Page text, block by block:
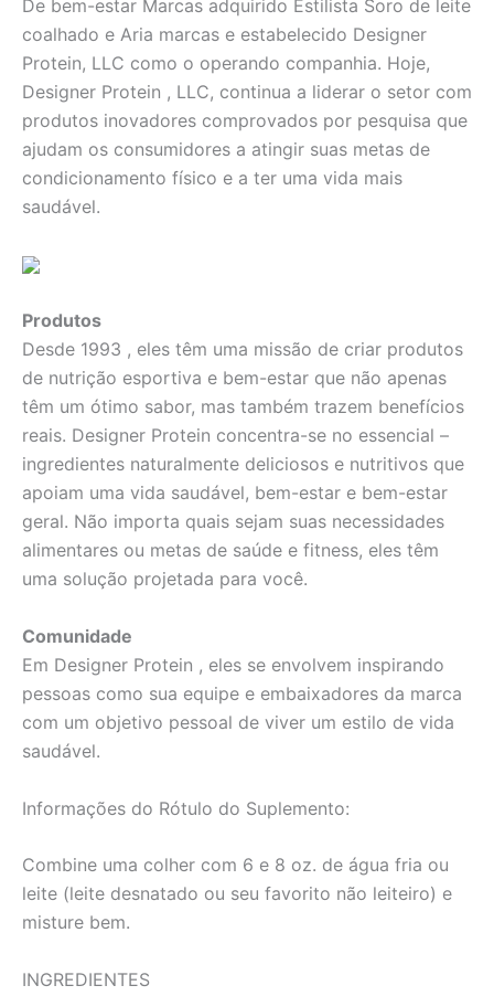
De bem-estar Marcas adquirido Estilista Soro de leite
coalhado e Aria marcas e estabelecido Designer
Protein, LLC como o operando companhia. Hoje,
Designer Protein , LLC, continua a liderar o setor com
produtos inovadores comprovados por pesquisa que
ajudam os consumidores a atingir suas metas de
condicionamento físico e a ter uma vida mais
saudável.
Produtos
Desde 1993 , eles têm uma missão de criar produtos
de nutrição esportiva e bem-estar que não apenas
têm um ótimo sabor, mas também trazem benefícios
reais. Designer Protein concentra-se no essencial –
ingredientes naturalmente deliciosos e nutritivos que
apoiam uma vida saudável, bem-estar e bem-estar
geral. Não importa quais sejam suas necessidades
alimentares ou metas de saúde e fitness, eles têm
uma solução projetada para você.
Comunidade
Em Designer Protein , eles se envolvem inspirando
pessoas como sua equipe e embaixadores da marca
com um objetivo pessoal de viver um estilo de vida
saudável.
Informações do Rótulo do Suplemento:
Combine uma colher com 6 e 8 oz. de água fria ou
leite (leite desnatado ou seu favorito não leiteiro) e
misture bem.
INGREDIENTES